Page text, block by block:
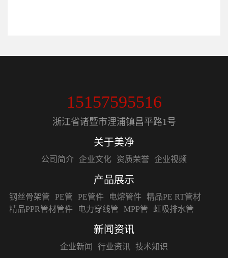
15157595516
浙江省诸暨市浬浦镇昌平路1号
关于美净
公司简介 企业文化 资质荣誉 企业视频
产品展示
钢丝骨架管 PE管 PE管件 电熔管件 精品PE RT管材
精品PPR管材管件
电力穿线管 MPP管 虹吸排水管
新闻资讯
企业新闻 行业资讯 技术知识